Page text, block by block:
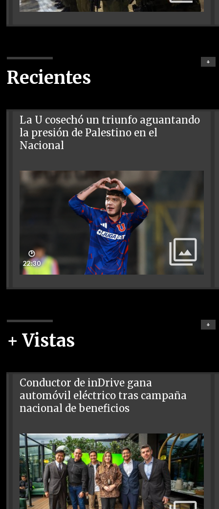
Recientes
+
La U cosechó un triunfo aguantando
la presión de Palestino en el
Nacional
🕑
22:30
+ Vistas
+
Conductor de inDrive gana
automóvil eléctrico tras campaña
nacional de beneficios